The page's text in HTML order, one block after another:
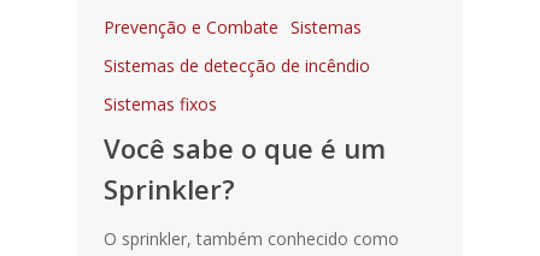
Prevenção e Combate Sistemas
Sistemas de detecção de incêndio
Sistemas fixos
Você sabe o que é um
Sprinkler?
O sprinkler, também conhecido como